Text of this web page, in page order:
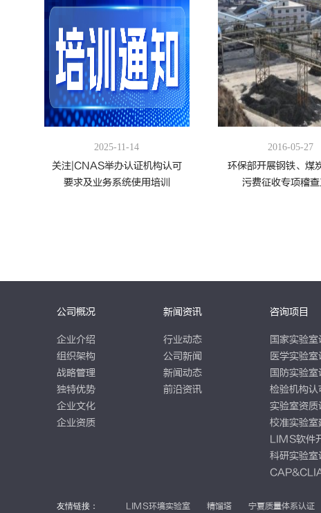
2025-11-14
关注|CNAS举办认证机构认可
要求及业务系统使用培训
2016-05-27
环保部开展钢铁、煤
污费征收专项稽
公司概况
企业介绍
组织架构
战略管理
独特优势
企业文化
企业资质
新闻资讯
行业动态
公司新闻
新闻动态
前沿资讯
咨询项目
国家实验室
医学实验室
国防实验室
检验机构认
实验室资质
校准实验室
LIMS软件
科研实验室
友情链接： LIMS环境实验室 精馏塔 宁夏质量体系认证